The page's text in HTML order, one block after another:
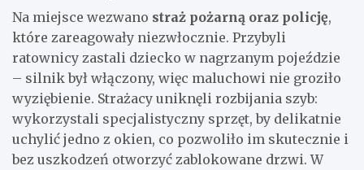
Na miejsce wezwano straż pożarną oraz policję,
które zareagowały niezwłocznie. Przybyli
ratownicy zastali dziecko w nagrzanym pojeździe
– silnik był włączony, więc maluchowi nie groziło
wyziębienie. Strażacy uniknęli rozbijania szyb:
wykorzystali specjalistyczny sprzęt, by delikatnie
uchylić jedno z okien, co pozwoliło im skutecznie i
bez uszkodzeń otworzyć zablokowane drzwi. W